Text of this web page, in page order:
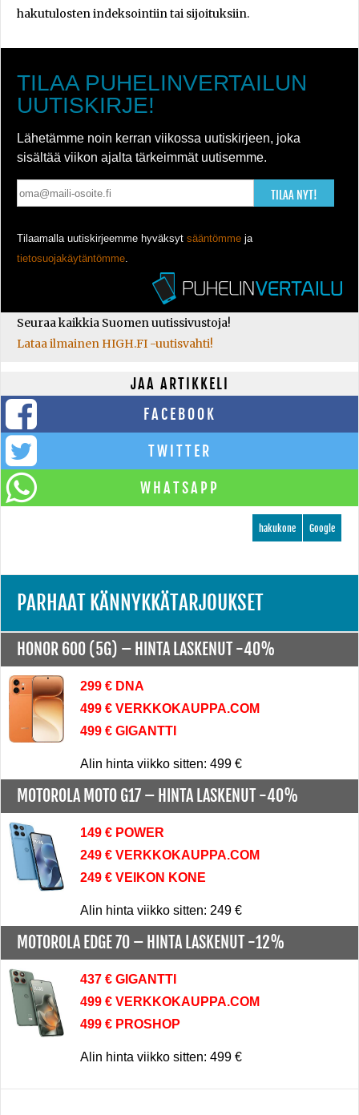
hakutulosten indeksointiin tai sijoituksiin.
TILAA PUHELINVERTAILUN
UUTISKIRJE!
Lähetämme noin kerran viikossa uutiskirjeen, joka
sisältää viikon ajalta tärkeimmät uutisemme.
TILAA NYT!
Tilaamalla uutiskirjeemme hyväksyt sääntömme ja
tietosuojakäytäntömme.
Seuraa kaikkia Suomen uutissivustoja!
Lataa ilmainen HIGH.FI -uutisvahti!
JAA ARTIKKELI
FACEBOOK
TWITTER
WHATSAPP
Google
hakukone
PARHAAT KÄNNYKKÄTARJOUKSET
HONOR 600 (5G) – HINTA LASKENUT -40%
299 € DNA
499 € VERKKOKAUPPA.COM
499 € GIGANTTI
Alin hinta viikko sitten: 499 €
MOTOROLA MOTO G17 – HINTA LASKENUT -40%
149 € POWER
249 € VERKKOKAUPPA.COM
249 € VEIKON KONE
Alin hinta viikko sitten: 249 €
MOTOROLA EDGE 70 – HINTA LASKENUT -12%
437 € GIGANTTI
499 € VERKKOKAUPPA.COM
499 € PROSHOP
Alin hinta viikko sitten: 499 €